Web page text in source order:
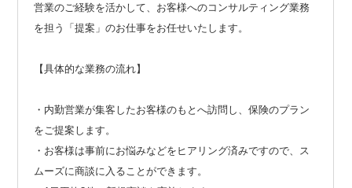
営業のご経験を活かして、お客様へのコンサルティング業務
を担う「提案」のお仕事をお任せいたします。
【具体的な業務の流れ】
・内勤営業が集客したお客様のもとへ訪問し、保険のプラン
をご提案します。
・お客様は事前にお悩みなどをヒアリング済みですので、ス
ムーズに商談に入ることができます。